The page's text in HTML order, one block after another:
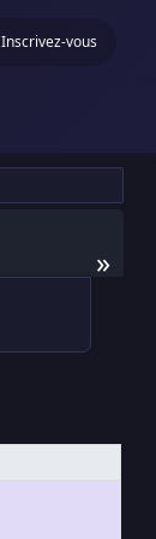
Inscrivez-vous
»